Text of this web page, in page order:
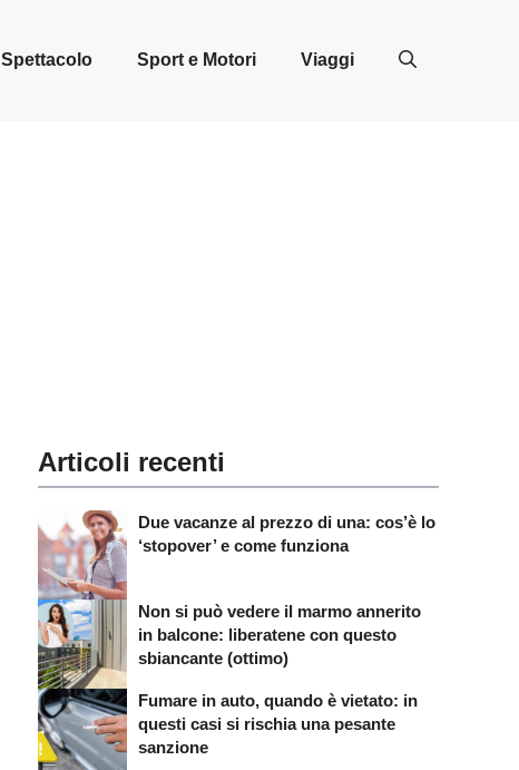
Spettacolo Sport e Motori Viaggi
Articoli recenti
Due vacanze al prezzo di una: cos’è lo
‘stopover’ e come funziona
Non si può vedere il marmo annerito
in balcone: liberatene con questo
sbiancante (ottimo)
Fumare in auto, quando è vietato: in
questi casi si rischia una pesante
sanzione